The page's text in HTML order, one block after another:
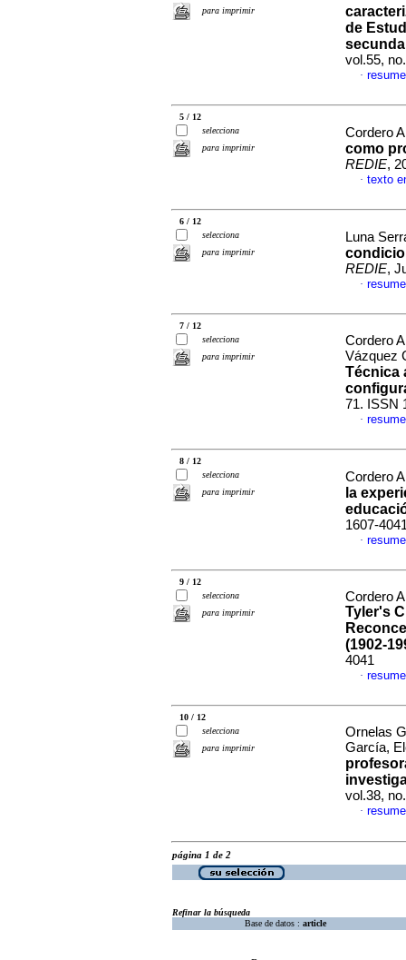
para imprimir
de
vol.55,
·
5 / 12
selecciona
para imprimir
Cordero
como
REDIE,
· texto
6 / 12
selecciona
para imprimir
Luna
REDIE,
·
7 / 12
selecciona
para imprimir
Cordero
Vázquez
Técnica
71. ISSN
·
8 / 12
selecciona
para imprimir
Cordero
la
1607-
·
9 / 12
selecciona
para imprimir
Cordero
Tyler's
(1902-
4041
·
10 / 12
selecciona
para imprimir
Ornelas
García,
vol.38,
·
página 1 de 2
Refinar la búsqueda
Base de datos : article